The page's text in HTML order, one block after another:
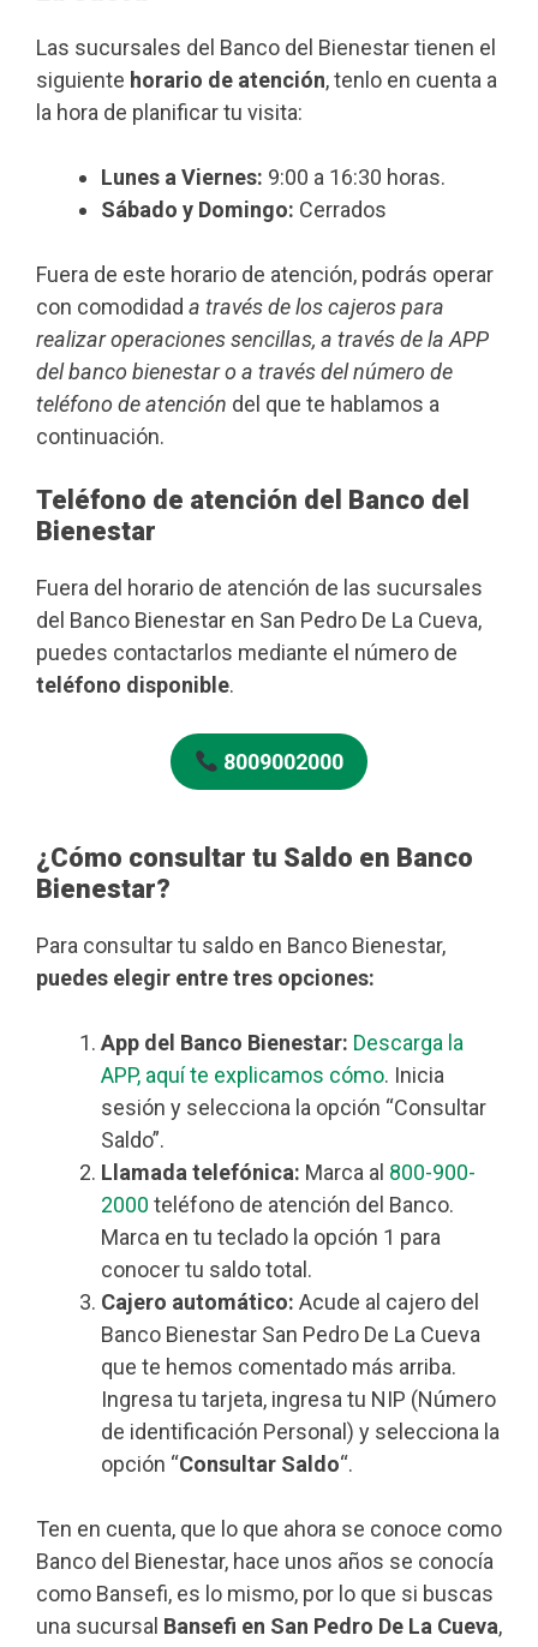
Las sucursales del Banco del Bienestar tienen el
siguiente horario de atención, tenlo en cuenta a
la hora de planificar tu visita:
Lunes a Viernes: 9:00 a 16:30 horas.
Sábado y Domingo: Cerrados
Fuera de este horario de atención, podrás operar
con comodidad a través de los cajeros para
realizar operaciones sencillas, a través de la APP
del banco bienestar o a través del número de
teléfono de atención del que te hablamos a
continuación.
Teléfono de atención del Banco del
Bienestar
Fuera del horario de atención de las sucursales
del Banco Bienestar en San Pedro De La Cueva,
puedes contactarlos mediante el número de
teléfono disponible.
8009002000
¿Cómo consultar tu Saldo en Banco
Bienestar?
Para consultar tu saldo en Banco Bienestar,
puedes elegir entre tres opciones:
App del Banco Bienestar: Descarga la
APP, aquí te explicamos cómo. Inicia
sesión y selecciona la opción “Consultar
Saldo”.
Llamada telefónica: Marca al 800-900-
2000 teléfono de atención del Banco.
Marca en tu teclado la opción 1 para
conocer tu saldo total.
Cajero automático: Acude al cajero del
Banco Bienestar San Pedro De La Cueva
que te hemos comentado más arriba.
Ingresa tu tarjeta, ingresa tu NIP (Número
de identificación Personal) y selecciona la
opción “Consultar Saldo“.
Ten en cuenta, que lo que ahora se conoce como
Banco del Bienestar, hace unos años se conocía
como Bansefi, es lo mismo, por lo que si buscas
una sucursal Bansefi en San Pedro De La Cueva,